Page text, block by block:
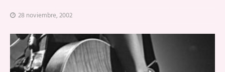
28 noviembre, 2002